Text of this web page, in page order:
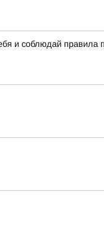
и соблюдай правила